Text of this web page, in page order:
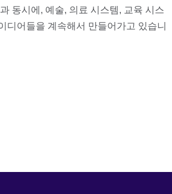
동시에, 예술, 의료 시스템, 교육 시스
디어들을 계속해서 만들어가고 있습니